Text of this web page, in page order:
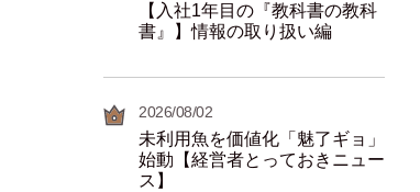
【入社1年目の『教科書の教科
書』】情報の取り扱い編
2026/08/02
未利用魚を価値化「魅了ギョ」
始動【経営者とっておきニュー
ス】